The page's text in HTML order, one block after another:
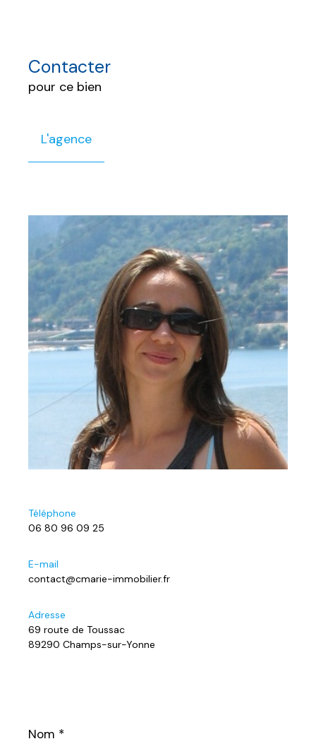
Contacter
pour ce bien
L'agence
Téléphone
06 80 96 09 25
E-mail
contact@cmarie-immobilier.fr
Adresse
69 route de Toussac
89290 Champs-sur-Yonne
*